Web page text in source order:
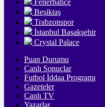
Fenerbahçe
Beşiktaş
Trabzonspor
İstanbul Başakşehir
Crystal Palace
Puan Durumu
Canlı Sonuçlar
Futbol İddaa Programı
Gazeteler
Canlı TV
Yazarlar